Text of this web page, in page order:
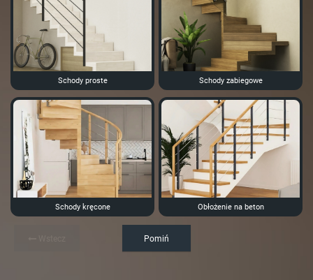
Schody proste Schody zabiegowe
Schody kręcone Obłożenie na beton
Pomiń